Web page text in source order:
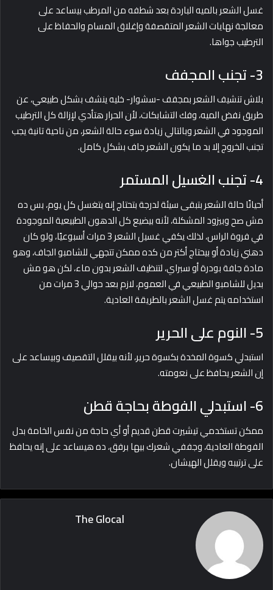
غسل الشعر بالميه الباردة بعد شطفه من المرطب بيساعد على
معالجة نهايات الشعر المتقصفة وإغلاق المسام والحفاظ على
الترطيب جواها.
3- تجنب المجفف
بلاش تنشيف الشعر بمجفف -سشوار- خليه ينشف بشكل طبيعي، عن
طريق نفض الميه، وفك التشابكات، لأن الحرار هتأدي لإزالة كل الترطيب
الموجود في الشعر وبالتالي زيادة سوء حالة الشعر، من ناحية تانية يجب
تجنب الخروج إلا بد ما يكون الشعر جاف بشكل كامل.
4- تجنب الغسيل المستمر
أحيانًا حالة الشعر بتبقى سيئة لدرجة بتحتاج إنه يتغسل كل يوم، بس ده
مش صح وبيزود المشكلة، لأنه بيضيع كل الدهون الطبيعية الموجودة
في فروة الراس، لذلك يكفي غسيل الشعر 3 مرات أسبوعيًا، ولو كان
دهني زيادة أو بيحتاج أكتر من كده ممكن تتجهي للشامبو الجاف، وهو
مادة جافة بودرة أو سبراي، لتنظيف الشعر بدون ماء، لكن هو مش
بديل للشامبو الطبيعي في العموم، لازم بعد حوالي 3 مرات من
استخدامه يتم غسل الشعر بالطريقة العادية.
5- النوم على الحرير
استبدلي كسوة المخدة بكسوة حرير، لأنه بيقلل التقصيف وبيساعد على
إن الشعر يحافظ على نعومته.
6- استبدلي الفوطة بحاجة قطن
ممكن تستخدمي تيشيرت قطن قديم أو أي حاجة من نفس الخامة بدل
الفوطة العادية، وجففي شعرك بيها برفق، ده هيساعد على إنه يحافظ
على ترتيبه ويقلل الهيشان.
The Glocal